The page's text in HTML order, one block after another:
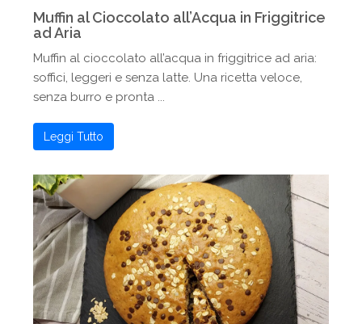
Muffin al Cioccolato all’Acqua in Friggitrice
ad Aria
Muffin al cioccolato all’acqua in friggitrice ad aria:
soffici, leggeri e senza latte. Una ricetta veloce,
senza burro e pronta ...
Leggi Tutto